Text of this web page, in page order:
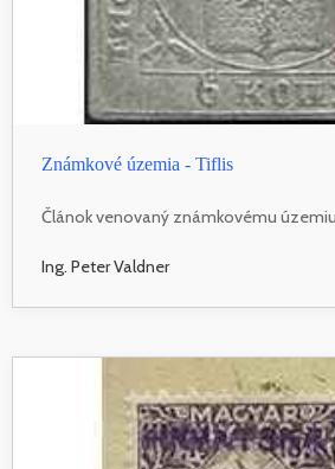
Známkové územia - Tiflis
Článok venovaný známkovému
Ing. Peter Valdner